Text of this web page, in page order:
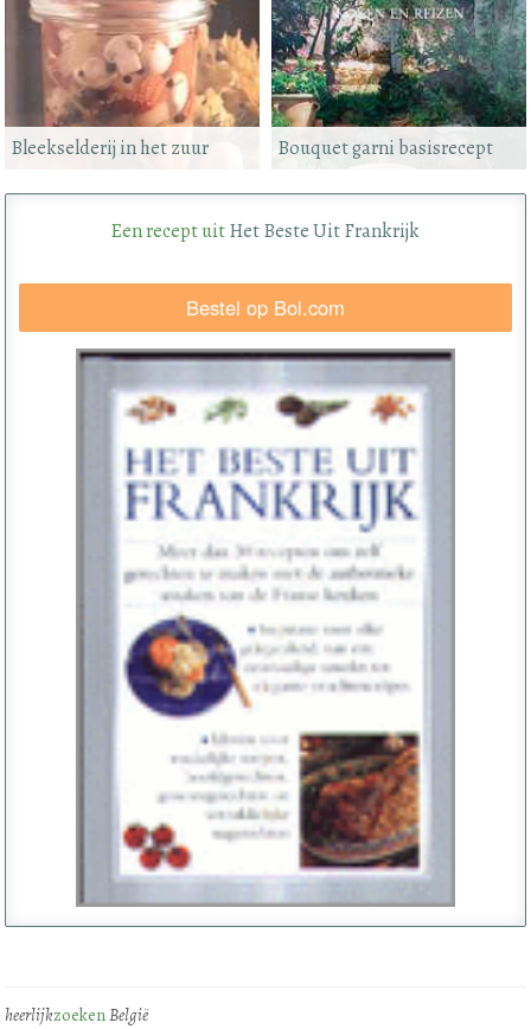
Bouquet garni basisrecept
Bleekselderij in het zuur
Een recept uitHet Beste Uit Frankrijk
Bestel op Bol.com
heerlijkzoekenBelgië